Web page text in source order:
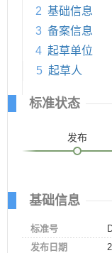
2 基础信息
3 备案信息
4 起草单位
5 起草人
标准状态
发布
基础信息
标准号
发布日期